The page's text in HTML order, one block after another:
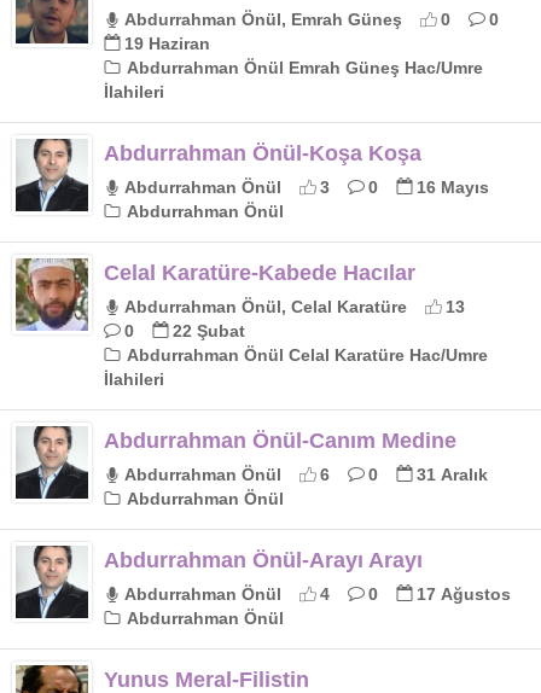
Abdurrahman Önül, Emrah Güneş 0
0
19 Haziran
Abdurrahman Önül Emrah Güneş Hac/Umre
İlahileri
Abdurrahman Önül-Koşa Koşa
Abdurrahman Önül 3 0
16 Mayıs
Abdurrahman Önül
Celal Karatüre-Kabede Hacılar
Abdurrahman Önül, Celal Karatüre
13
0
22 Şubat
Abdurrahman Önül Celal Karatüre Hac/Umre
İlahileri
Abdurrahman Önül-Canım Medine
Abdurrahman Önül 6 0
31 Aralık
Abdurrahman Önül
Abdurrahman Önül-Arayı Arayı
Abdurrahman Önül 4 0
17 Ağustos
Abdurrahman Önül
Yunus Meral-Filistin